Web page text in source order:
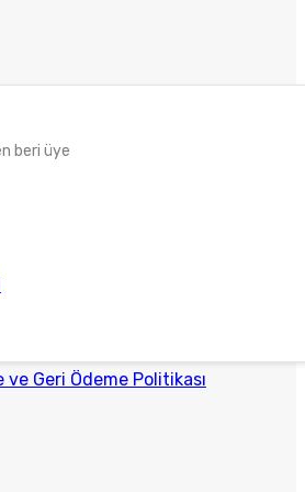
beri üye
ve Geri Ödeme Politikası